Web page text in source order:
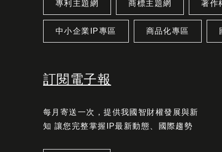
專利主題網 商標主題網 著作
中小企業IP專區 商品化專區
訂閱電子報
每月寄送一次，提供我國智財權發展與新
知 讓您完整掌握IP最新動態、國際趨勢